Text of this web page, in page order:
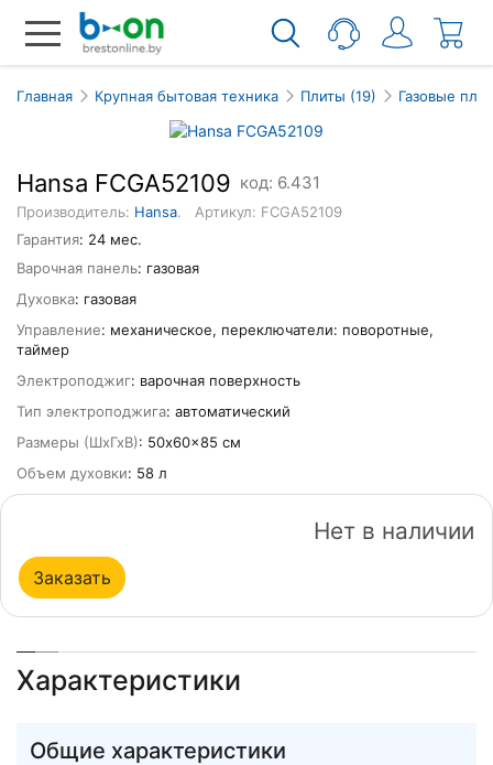
Главная Крупная бытовая техника Плиты (19) Газовые
Hansa FCGA52109 код: 6.431
Производитель: Hansa.
Артикул: FCGA52109
Гарантия: 24 мес.
Варочная панель: газовая
Духовка: газовая
Управление: механическое, переключатели: поворотные,
таймер
Электроподжиг: варочная поверхность
Тип электроподжига: автоматический
Размеры (ШхГхВ): 50x60x85 см
Объем духовки: 58 л
Нет в наличии
Заказать
Характеристики
Общие характеристики